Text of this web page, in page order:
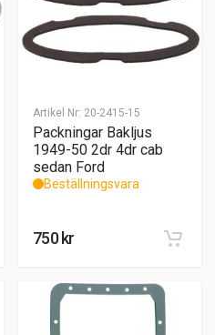
Artikel Nr: 20-2415-15
Packningar Bakljus
1949-50 2dr 4dr cab
sedan Ford
Beställningsvara
750kr